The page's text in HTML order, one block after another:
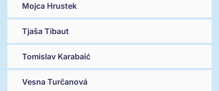
Mojca Hrustek
Tjaša Tibaut
Tomislav Karabaić
Vesna Turčanová